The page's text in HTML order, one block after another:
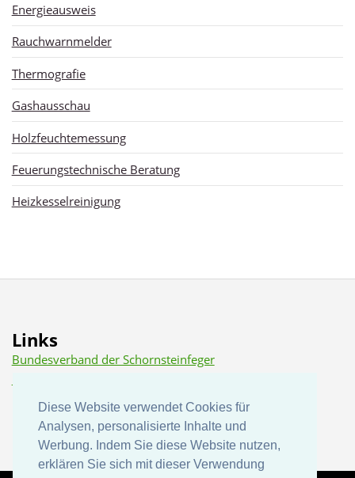
Diese Website verwendet Cookies für
Analysen, personalisierte Inhalte und
Werbung. Indem Sie diese Website nutzen,
erklären Sie sich mit dieser Verwendung
Diese Website verwendet Cookies für
Analysen, personalisierte Inhalte und
Werbung. Indem Sie diese Website nutzen,
erklären Sie sich mit dieser Verwendung
Energieausweis
Rauchwarnmelder
Thermografie
Gashausschau
Holzfeuchtemessung
Feuerungstechnische Beratung
Heizkesselreinigung
Links
Bundesverband der Schornsteinfeger